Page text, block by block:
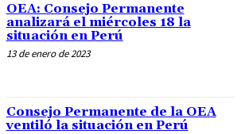
OEA: Consejo Permanente
analizará el miércoles 18 la
situación en Perú
13 de enero de 2023
Consejo Permanente de la OEA
ventiló la situación en Perú